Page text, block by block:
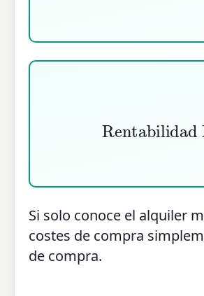
Si solo conoce el alquiler
costes de compra
de compra.